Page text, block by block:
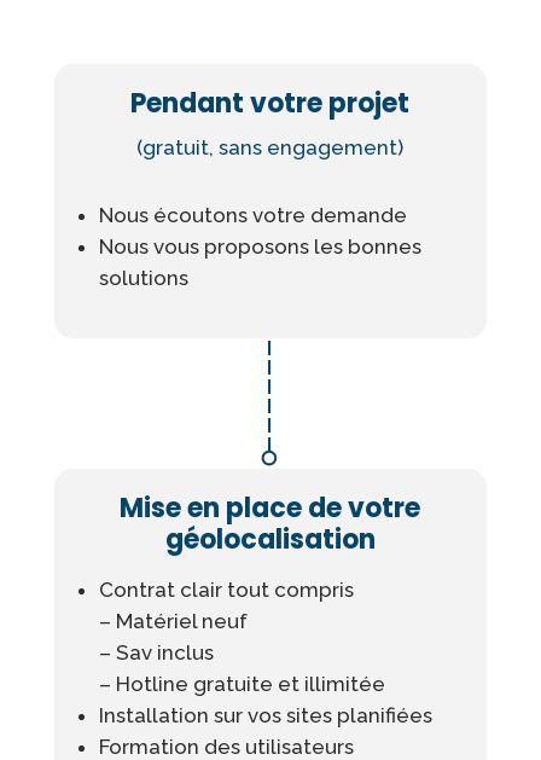
Pendant votre projet
(gratuit, sans engagement)
Nous écoutons votre demande
Nous vous proposons les bonnes
solutions
Mise en place de votre
géolocalisation
Contrat clair tout compris
– Matériel neuf
– Sav inclus
– Hotline gratuite et illimitée
Installation sur vos sites planifiées
Formation des utilisateurs